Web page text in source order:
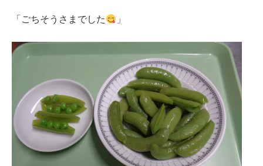
「ごちそうさまでした 」